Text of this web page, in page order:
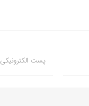
پست الکترونیکی